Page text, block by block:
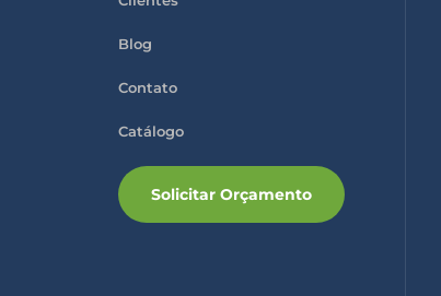
Blog
Contato
Catálogo
Solicitar Orçamento